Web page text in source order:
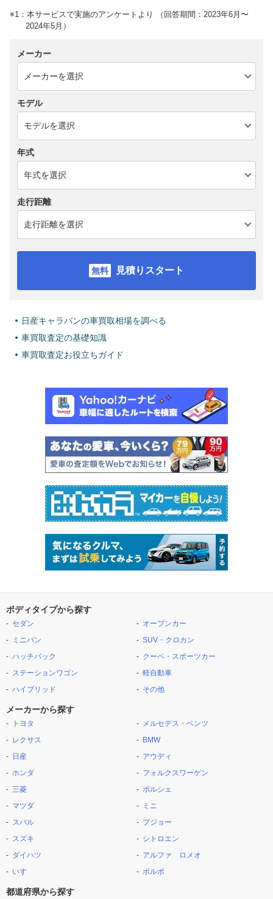
※1：本サービスで実施のアンケートより （回答期間：2023年6月〜
2024年5月）
メーカー
モデル
年式
走行距離
見積りスタート
日産キャラバンの車買取相場を調べる
車買取査定の基礎知識
車買取査定お役立ちガイド
ボディタイプから探す
セダン
ミニバン
ハッチバック
ステーションワゴン
ハイブリッド
オープンカー
SUV・クロカン
クーペ・スポーツカー
軽自動車
その他
メーカーから探す
トヨタ
レクサス
日産
ホンダ
三菱
マツダ
スバル
スズキ
ダイハツ
いすゞ
メルセデス・ベンツ
BMW
アウディ
フォルクスワーゲン
ポルシェ
ミニ
プジョー
シトロエン
アルファ ロメオ
ボルボ
都道府県から探す